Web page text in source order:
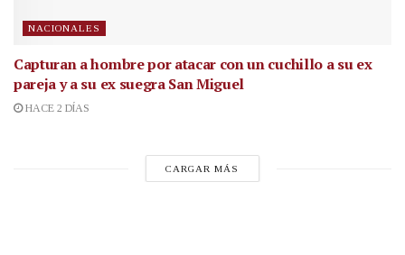
NACIONALES
Capturan a hombre por atacar con un cuchillo a su ex
pareja y a su ex suegra San Miguel
HACE 2 DÍAS
CARGAR MÁS